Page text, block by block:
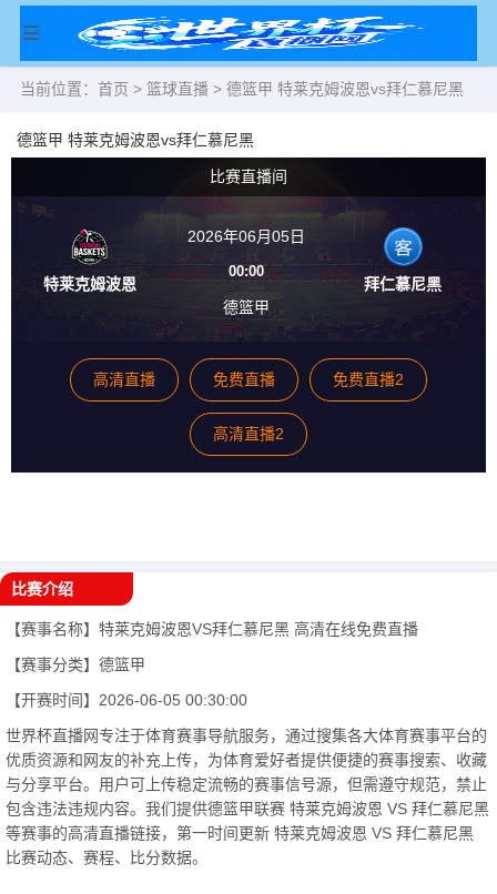
当前位置： 首页 > 篮球直播 > 德篮甲 特莱克姆波恩vs拜仁慕尼黑
德篮甲 特莱克姆波恩vs拜仁慕尼黑
比赛直播间
特莱克姆波恩
2026年06月05日
00:00
德篮甲
拜仁慕尼黑
高清直播 免费直播 免费直播2
高清直播2
比赛介绍
【赛事名称】 特莱克姆波恩VS拜仁慕尼黑 高清在线免费直播
【赛事分类】 德篮甲
【开赛时间】 2026-06-05 00:30:00
世界杯直播网专注于体育赛事导航服务，通过搜集各大体育赛事平台的
优质资源和网友的补充上传，为体育爱好者提供便捷的赛事搜索、收藏
与分享平台。用户可上传稳定流畅的赛事信号源，但需遵守规范，禁止
包含违法违规内容。我们提供德篮甲联赛 特莱克姆波恩 VS 拜仁慕尼黑
等赛事的高清直播链接，第一时间更新 特莱克姆波恩 VS 拜仁慕尼黑
比赛动态、赛程、比分数据。